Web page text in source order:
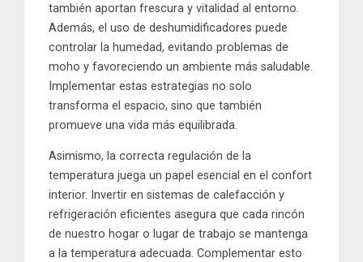
también aportan frescura y vitalidad al entorno.
Además, el uso de deshumidificadores puede
controlar la humedad, evitando problemas de
moho y favoreciendo un ambiente más saludable.
Implementar estas estrategias no solo
transforma el espacio, sino que también
promueve una vida más equilibrada.
Asimismo, la correcta regulación de la
temperatura juega un papel esencial en el confort
interior. Invertir en sistemas de calefacción y
refrigeración eficientes asegura que cada rincón
de nuestro hogar o lugar de trabajo se mantenga
a la temperatura adecuada. Complementar esto